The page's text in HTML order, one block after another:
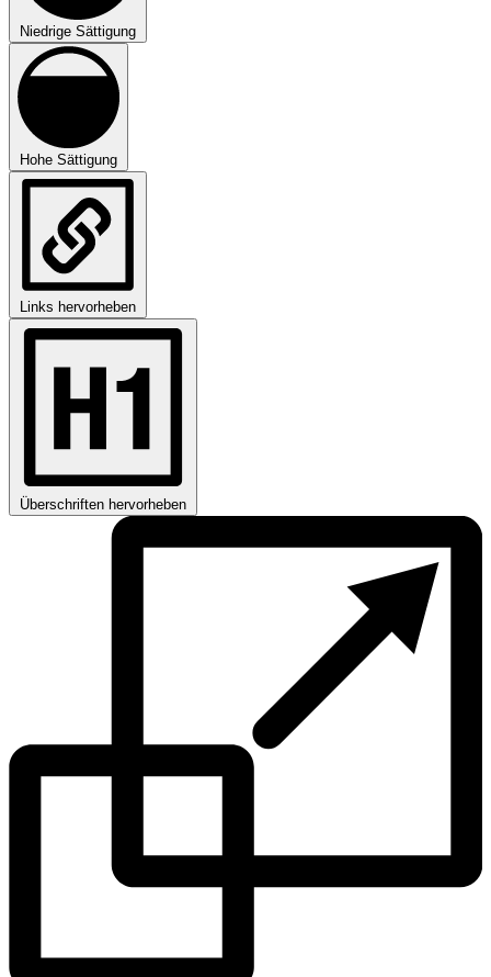
Niedrige Sättigung
Hohe Sättigung
Links hervorheben
Überschriften hervorheben